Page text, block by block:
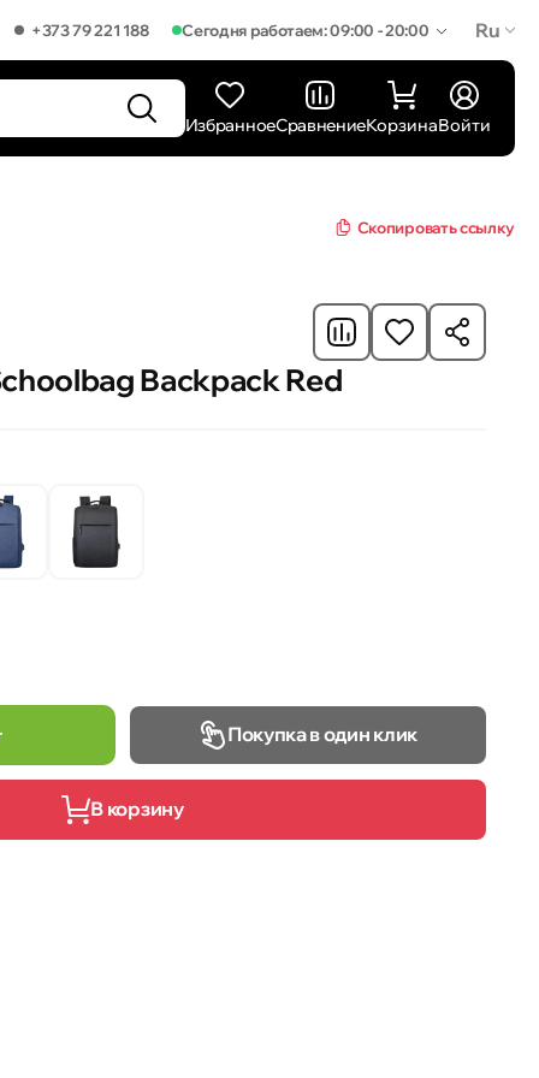
+373 79 221 188 Сегодня работаем: 09:00 - 20:00 Ru
ИзбранноеСравнениеКорзинаВойти
Скопировать ссылку
Backpack Red
Покупка в один клик
В корзину